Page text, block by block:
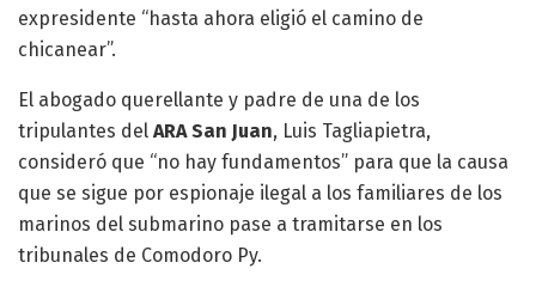
expresidente “hasta ahora eligió el camino de
chicanear”.
El abogado querellante y padre de una de los
tripulantes del ARA San Juan, Luis Tagliapietra,
consideró que “no hay fundamentos” para que la causa
que se sigue por espionaje ilegal a los familiares de los
marinos del submarino pase a tramitarse en los
tribunales de Comodoro Py.